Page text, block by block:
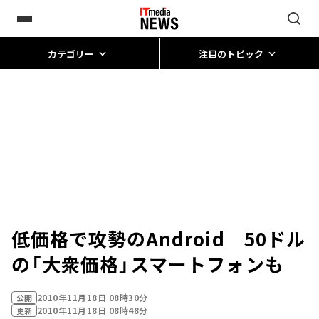
カテゴリー 注目のトピック
低価格で攻勢のAndroid 50ドル
の「大衆価格」スマートフォンも
公開 2010年11月18日 08時30分
更新 2010年11月18日 08時48分